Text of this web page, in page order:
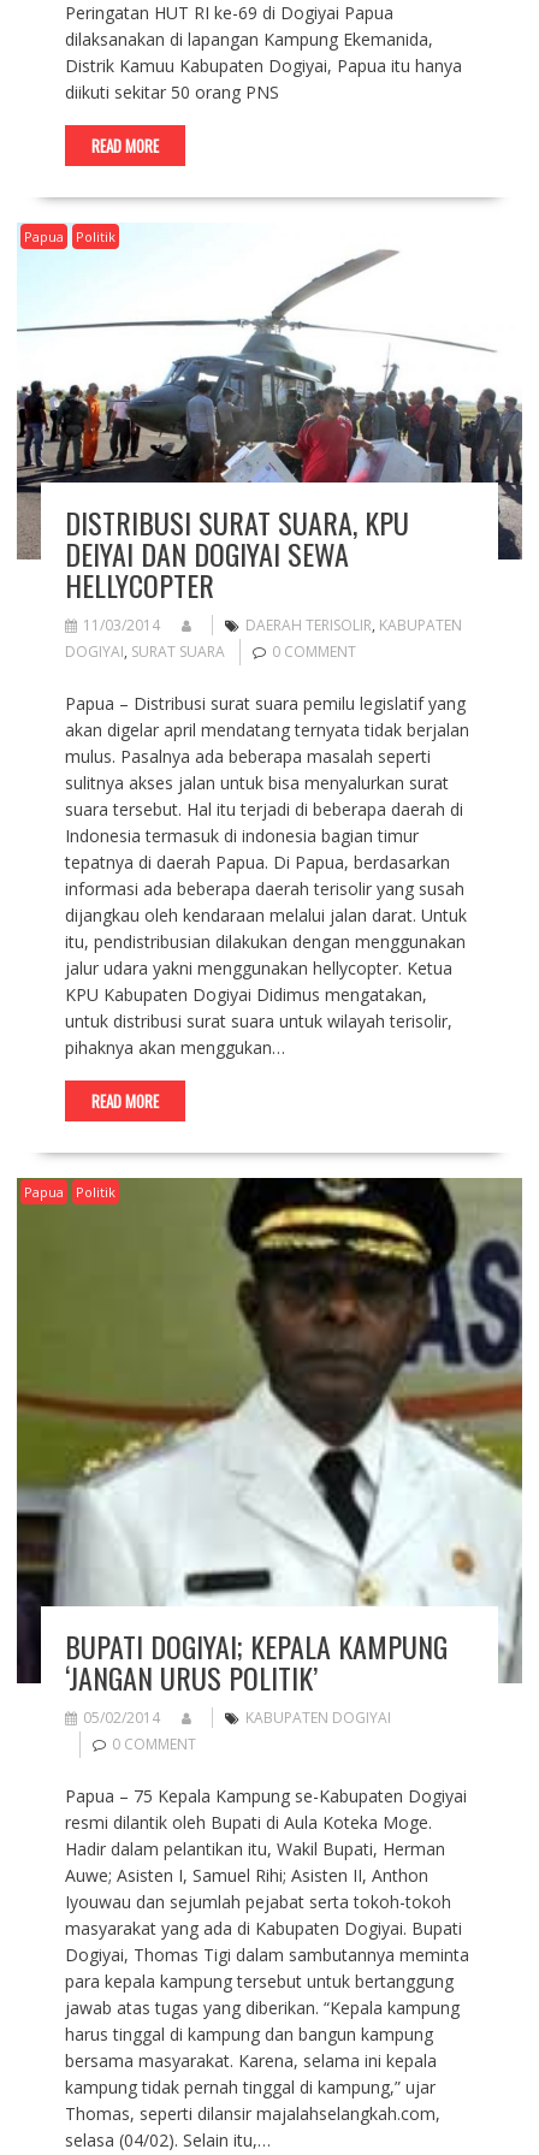
Peringatan HUT RI ke-69 di Dogiyai Papua
dilaksanakan di lapangan Kampung Ekemanida,
Distrik Kamuu Kabupaten Dogiyai, Papua itu hanya
diikuti sekitar 50 orang PNS
READ MORE
Papua Politik
DISTRIBUSI SURAT SUARA, KPU
DEIYAI DAN DOGIYAI SEWA
HELLYCOPTER
11/03/2014 DAERAH TERISOLIR, KABUPATEN
DOGIYAI, SURAT SUARA 0 COMMENT
Papua – Distribusi surat suara pemilu legislatif yang
akan digelar april mendatang ternyata tidak berjalan
mulus. Pasalnya ada beberapa masalah seperti
sulitnya akses jalan untuk bisa menyalurkan surat
suara tersebut. Hal itu terjadi di beberapa daerah di
Indonesia termasuk di indonesia bagian timur
tepatnya di daerah Papua. Di Papua, berdasarkan
informasi ada beberapa daerah terisolir yang susah
dijangkau oleh kendaraan melalui jalan darat. Untuk
itu, pendistribusian dilakukan dengan menggunakan
jalur udara yakni menggunakan hellycopter. Ketua
KPU Kabupaten Dogiyai Didimus mengatakan,
untuk distribusi surat suara untuk wilayah terisolir,
pihaknya akan menggukan…
READ MORE
Papua Politik
BUPATI DOGIYAI; KEPALA KAMPUNG
‘JANGAN URUS POLITIK’
05/02/2014
KABUPATEN DOGIYAI
0 COMMENT
Papua – 75 Kepala Kampung se-Kabupaten Dogiyai
resmi dilantik oleh Bupati di Aula Koteka Moge.
Hadir dalam pelantikan itu, Wakil Bupati, Herman
Auwe; Asisten I, Samuel Rihi; Asisten II, Anthon
Iyouwau dan sejumlah pejabat serta tokoh-tokoh
masyarakat yang ada di Kabupaten Dogiyai. Bupati
Dogiyai, Thomas Tigi dalam sambutannya meminta
para kepala kampung tersebut untuk bertanggung
jawab atas tugas yang diberikan. “Kepala kampung
harus tinggal di kampung dan bangun kampung
bersama masyarakat. Karena, selama ini kepala
kampung tidak pernah tinggal di kampung,” ujar
Thomas, seperti dilansir majalahselangkah.com,
selasa (04/02). Selain itu,…